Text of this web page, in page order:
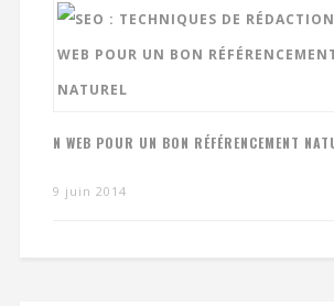
N WEB POUR UN BON RÉFÉRENCEMENT
9 juin 2014